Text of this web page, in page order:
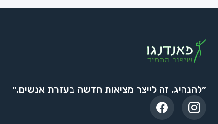
״להנהיג, זה לייצר מציאות חדשה בעזרת אנשים.״